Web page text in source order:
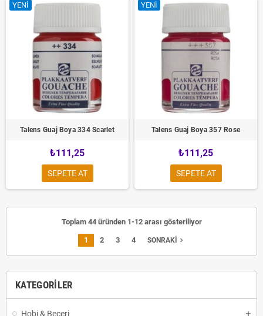
KATEGORILER
Hobi & Beceri
YENI
Talens Guaj Boya 334 Scarlet
₺111,25
SEPETE AT
YENI
Talens Guaj Boya 357 Rose
₺111,25
SEPETE AT
Toplam 44 üründen 1-12 arası gösteriliyor
1 2 3 4 SONRAKI navigate_next